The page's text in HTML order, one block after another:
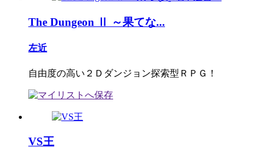
The Dungeon Ⅱ ～果てな...
左近
自由度の高い２Ｄダンジョン探索型ＲＰＧ！
VS王